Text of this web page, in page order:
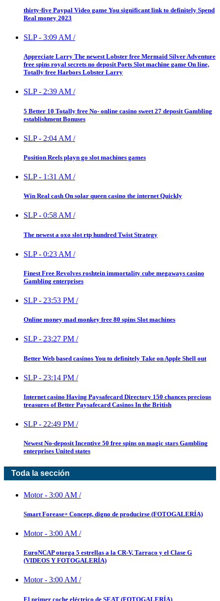
thirty-five Paypal Video game You significant link to definitely Spend
Real money 2023
SLP- 3:09 AM /
Appreciate Larry The newest Lobster free Mermaid Silver Adventure
free spins royal secrets no deposit Ports Slot machine game On line,
Totally free Harbors Lobster Larry
SLP- 2:39 AM /
5 Better 10 Totally free No- online casino sweet 27 deposit Gambling
establishment Bonuses
SLP- 2:04 AM /
Position Reels playn go slot machines games
SLP- 1:31 AM /
Win Real cash On solar queen casino the internet Quickly
SLP- 0:58 AM /
The newest a oxo slot rtp hundred Twist Strategy
SLP- 0:23 AM /
Finest Free Revolves roshtein immortality cube megaways casino
Gambling enterprises
SLP- 23:53 PM /
Online money mad monkey free 80 spins Slot machines
SLP- 23:27 PM /
Better Web based casinos You to definitely Take on Apple Shell out
SLP- 23:14 PM /
Internet casino Having Paysafecard Directory 150 chances precious
treasures of Better Paysafecard Casinos In the British
SLP- 22:49 PM /
Newest No-deposit Incentive 50 free spins on magic stars Gambling
enterprises United states
Toda la sección
Motor- 3:00 AM /
Smart Forease+ Concept, digno de producirse (FOTOGALERÍA)
Motor- 3:00 AM /
EuroNCAP otorga 5 estrellas a la CR-V, Tarraco y el Clase G
(VIDEOS Y FOTOGALERÍA)
Motor- 3:00 AM /
El primer coche eléctrico de SEAT (FOTOGALERÍA)